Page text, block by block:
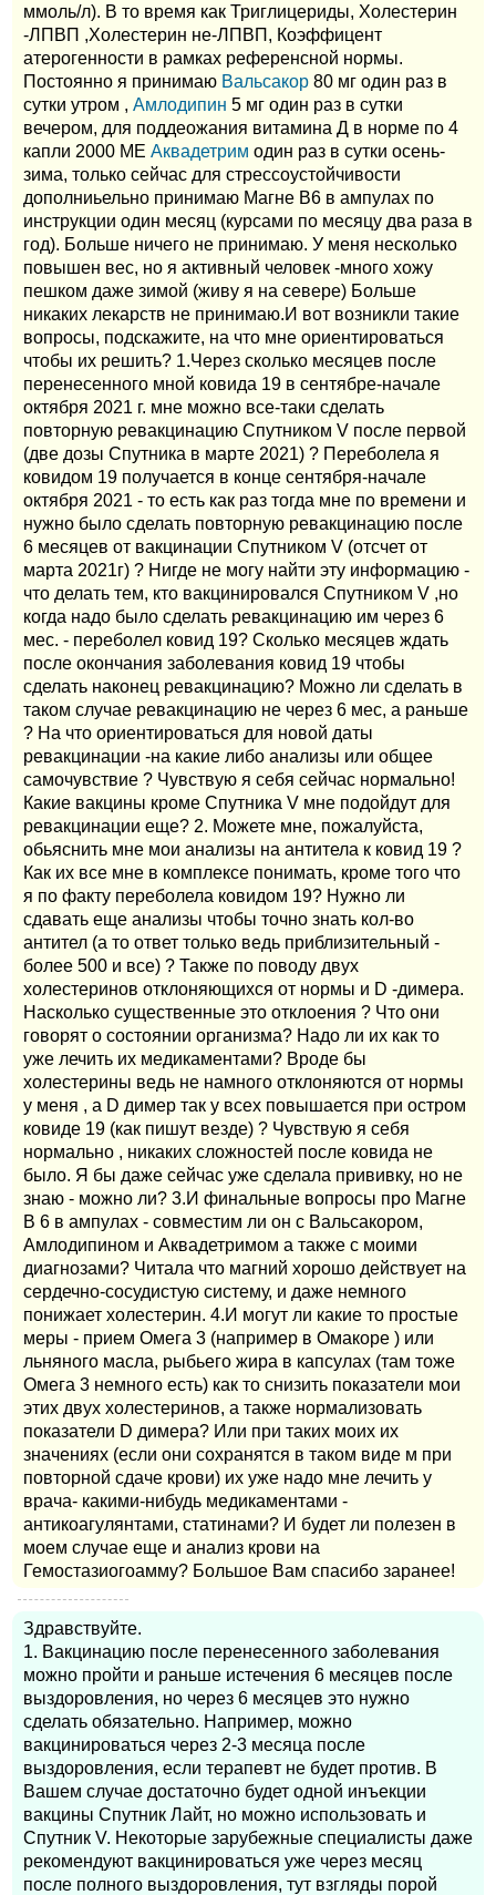
ммоль/л). В то время как Триглицериды, Холестерин
-ЛПВП ,Холестерин не-ЛПВП, Коэффицент
атерогенности в рамках референсной нормы.
Постоянно я принимаю Вальсакор 80 мг один раз в
сутки утром , Амлодипин 5 мг один раз в сутки
вечером, для поддеожания витамина Д в норме по 4
капли 2000 МЕ Аквадетрим один раз в сутки осень-
зима, только сейчас для стрессоустойчивости
дополниьельно принимаю Магне В6 в ампулах по
инструкции один месяц (курсами по месяцу два раза в
год). Больше ничего не принимаю. У меня несколько
повышен вес, но я активный человек -много хожу
пешком даже зимой (живу я на севере) Больше
никаких лекарств не принимаю.И вот возникли такие
вопросы, подскажите, на что мне ориентироваться
чтобы их решить? 1.Через сколько месяцев после
перенесенного мной ковида 19 в сентябре-начале
октября 2021 г. мне можно все-таки сделать
повторную ревакцинацию Спутником V после первой
(две дозы Спутника в марте 2021) ? Переболела я
ковидом 19 получается в конце сентября-начале
октября 2021 - то есть как раз тогда мне по времени и
нужно было сделать повторную ревакцинацию после
6 месяцев от вакцинации Спутником V (отсчет от
марта 2021г) ? Нигде не могу найти эту информацию -
что делать тем, кто вакцинировался Спутником V ,но
когда надо было сделать ревакцинацию им через 6
мес. - переболел ковид 19? Сколько месяцев ждать
после окончания заболевания ковид 19 чтобы
сделать наконец ревакцинацию? Можно ли сделать в
таком случае ревакцинацию не через 6 мес, а раньше
? На что ориентироваться для новой даты
ревакцинации -на какие либо анализы или общее
самочувствие ? Чувствую я себя сейчас нормально!
Какие вакцины кроме Спутника V мне подойдут для
ревакцинации еще? 2. Можете мне, пожалуйста,
обьяснить мне мои анализы на антитела к ковид 19 ?
Как их все мне в комплексе понимать, кроме того что
я по факту переболела ковидом 19? Нужно ли
сдавать еще анализы чтобы точно знать кол-во
антител (а то ответ только ведь приблизительный -
более 500 и все) ? Также по поводу двух
холестеринов отклоняющихся от нормы и D -димера.
Насколько существенные это отклоения ? Что они
говорят о состоянии организма? Надо ли их как то
уже лечить их медикаментами? Вроде бы
холестерины ведь не намного отклоняются от нормы
у меня , а D димер так у всех повышается при остром
ковиде 19 (как пишут везде) ? Чувствую я себя
нормально , никаких сложностей после ковида не
было. Я бы даже сейчас уже сделала прививку, но не
знаю - можно ли? 3.И финальные вопросы про Магне
В 6 в ампулах - совместим ли он с Вальсакором,
Амлодипином и Аквадетримом а также с моими
диагнозами? Читала что магний хорошо действует на
сердечно-сосудистую систему, и даже немного
понижает холестерин. 4.И могут ли какие то простые
меры - прием Омега 3 (например в Омакоре ) или
льняного масла, рыбьего жира в капсулах (там тоже
Омега 3 немного есть) как то снизить показатели мои
этих двух холестеринов, а также нормализовать
показатели D димера? Или при таких моих их
значениях (если они сохранятся в таком виде м при
повторной сдаче крови) их уже надо мне лечить у
врача- какими-нибудь медикаментами -
антикоагулянтами, статинами? И будет ли полезен в
моем случае еще и анализ крови на
Гемостазиогоамму? Большое Вам спасибо заранее!
Здравствуйте.
1. Вакцинацию после перенесенного заболевания
можно пройти и раньше истечения 6 месяцев после
выздоровления, но через 6 месяцев это нужно
сделать обязательно. Например, можно
вакцинироваться через 2-3 месяца после
выздоровления, если терапевт не будет против. В
Вашем случае достаточно будет одной инъекции
вакцины Спутник Лайт, но можно использовать и
Спутник V. Некоторые зарубежные специалисты даже
рекомендуют вакцинироваться уже через месяц
после полного выздоровления, тут взгляды порой